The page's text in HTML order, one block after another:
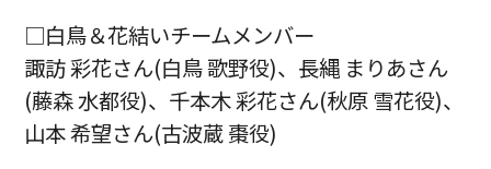
□白鳥＆花結いチームメンバー
諏訪 彩花さん(白鳥 歌野役)、長縄 まりあさん
(藤森 水都役)、千本木 彩花さん(秋原 雪花役)、
山本 希望さん(古波蔵 棗役)